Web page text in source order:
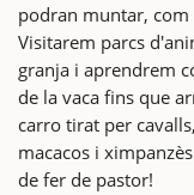
podran muntar, com
Visitarem parcs
granja i aprendrem
de la vaca fins que
carro tirat per
macacos i
de fer de pastor!